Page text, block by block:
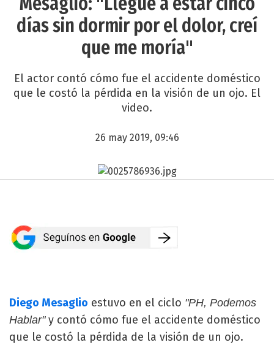
días sin dormir por el dolor, creí
que me moría"
El actor contó cómo fue el accidente doméstico
que le costó la pérdida en la visión de un ojo. El
video.
26 may 2019, 09:46
Diego Mesaglio estuvo en el ciclo "PH, Podemos
Hablar" y contó cómo fue el accidente doméstico
que le costó la pérdida de la visión de un ojo.